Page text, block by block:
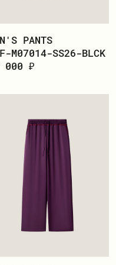
PANTS
M07014-SS26-BLCK
000 ₽